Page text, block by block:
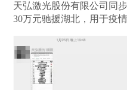
天弘激光股份有限公司同
30万元驰援湖北，用于疫情